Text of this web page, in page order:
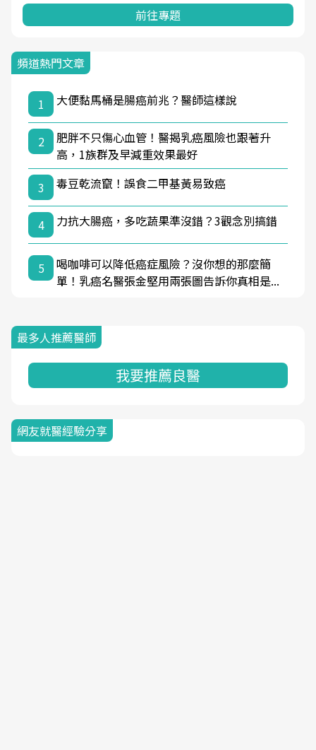
前往專題
頻道熱門文章
1 大便黏馬桶是腸癌前兆？醫師這樣說
2
肥胖不只傷心血管！醫揭乳癌風險也跟著升
高，1族群及早減重效果最好
3
毒豆乾流竄！誤食二甲基黃易致癌
4 力抗大腸癌，多吃蔬果準沒錯？3觀念別搞錯
5
喝咖啡可以降低癌症風險？沒你想的那麼簡
單！乳癌名醫張金堅用兩張圖告訴你真相是...
最多人推薦醫師
我要推薦良醫
網友就醫經驗分享